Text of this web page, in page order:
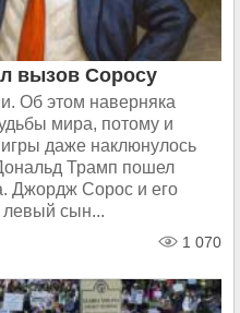
вызов Соросу
Об этом наверняка
мира, потому и
игры даже наклюнулось
Трамп пошел
Джордж Сорос и его
левый сын...
1 070